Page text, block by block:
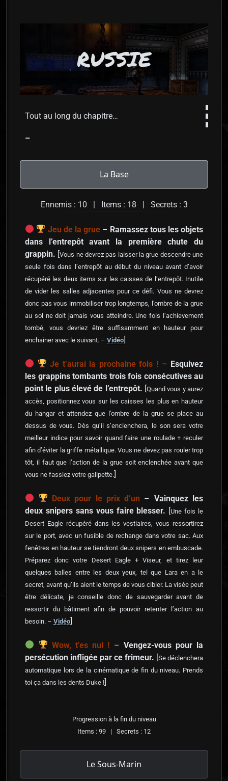
RUSSIE
Tout au long du chapitre…
–
La Base
Le Sous-Marin
Ennemis : 10 | Items : 18 | Secrets : 3
Jeu de la grue– Ramassez tous les objets
dans l’entrepôt avant la première chute du
grappin. [Vous ne devrez pas laisser la grue descendre une
seule fois dans l’entrepôt au début du niveau avant d’avoir
récupéré les deux items sur les caisses de l’entrepôt. Inutile
de vider les salles adjacentes pour ce défi. Vous ne devrez
donc pas vous immobiliser trop longtemps, l’ombre de la grue
au sol ne doit jamais vous atteindre. Une fois l’achievement
tombé, vous devriez être suffisamment en hauteur pour
enchainer avec le suivant. – Vidéo]
Je t’aurai la prochaine fois ! – Esquivez
les grappins tombants trois fois consécutives au
point le plus élevé de l’entrepôt. [Quand vous y aurez
accès, positionnez vous sur les caisses les plus en hauteur
du hangar et attendez que l’ombre de la grue se place au
dessus de vous. Dès qu’il s’enclenchera, le son sera votre
meilleur indice pour savoir quand faire une roulade + reculer
afin d’éviter la griffe métallique. Vous ne devez pas rouler trop
tôt, il faut que l’action de la grue soit enclenchée avant que
vous ne fassiez votre galipette.]
Deux pour le prix d’un – Vainquez les
deux snipers sans vous faire blesser. [Une fois le
Desert Eagle récupéré dans les vestiaires, vous ressortirez
sur le port, avec un fusible de rechange dans votre sac. Aux
fenêtres en hauteur se tiendront deux snipers en embuscade.
Préparez donc votre Desert Eagle + Viseur, et tirez leur
quelques balles entre les deux yeux, tel que Lara en a le
secret, avant qu’ils aient le temps de vous cibler. La visée peut
être délicate, je conseille donc de sauvegarder avant de
ressortir du bâtiment afin de pouvoir retenter l’action au
besoin. – Vidéo]
Wow, t’es nul ! – Vengez-vous pour la
persécution infligée par ce frimeur. [Se déclenchera
automatique lors de la cinématique de fin du niveau. Prends
toi ça dans les dents Duke !]
Progression à la fin du niveau
Items : 99 | Secrets : 12